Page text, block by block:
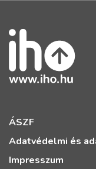
ÁSZF
Adatvédelmi és
Impresszum